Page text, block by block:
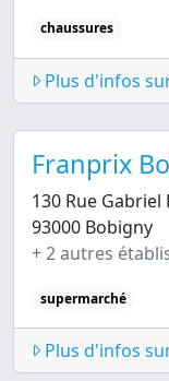
chaussures
Plus d'infos
Franprix
130 Rue Gabriel
93000 Bobigny
+ 2 autres
supermarché
Plus d'infos